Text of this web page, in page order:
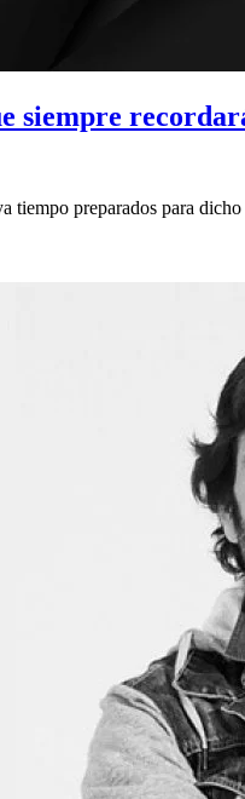
siempre
preparados para